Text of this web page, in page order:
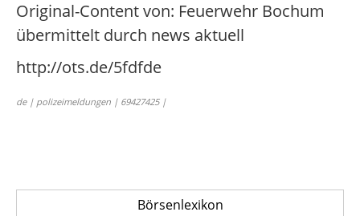
Original-Content von: Feuerwehr Bochum
übermittelt durch news aktuell
http://ots.de/5fdfde
de | polizeimeldungen | 69427425 |
Börsenlexikon